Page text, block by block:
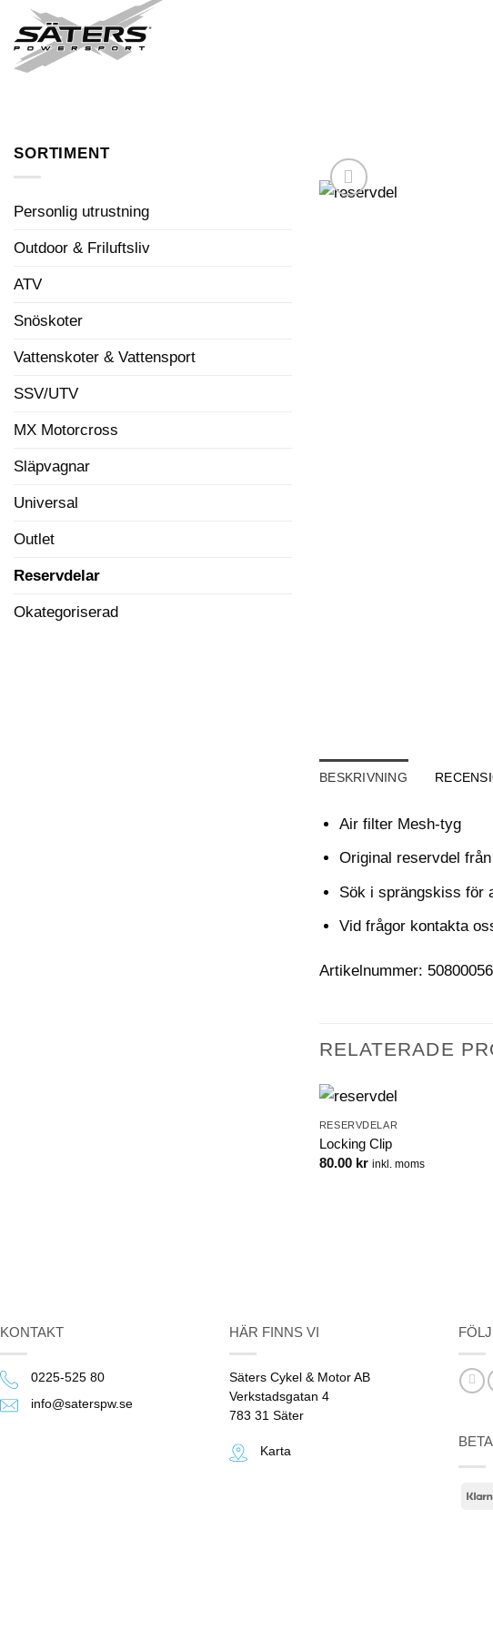
content
SORTIMENT
Personlig utrustning
Outdoor & Friluftsliv
ATV
Snöskoter
Vattenskoter & Vattensport
SSV/UTV
MX Motorcross
Släpvagnar
Universal
Outlet
Reservdelar
Okategoriserad
BESKRIVNING
Air filter Mesh-tyg
Original reservdel
Sök i sprängskiss för
Vid frågor kontakta
Artikelnummer:
RELATERADE
RESERVDELAR
Locking Clip
80.00 kr inkl. moms
KONTAKT
0225-525 80
info@saterspw.se
HÄR FINNS VI
Säters Cykel & Motor AB
Verkstadsgatan 4
783 31 Säter
Karta